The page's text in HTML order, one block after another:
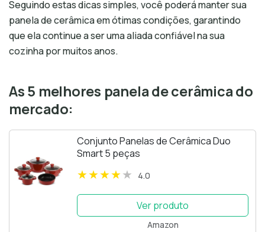
Seguindo estas dicas simples, você poderá manter sua
panela de cerâmica em ótimas condições, garantindo
que ela continue a ser uma aliada confiável na sua
cozinha por muitos anos.
As 5 melhores panela de cerâmica do
mercado:
Conjunto Panelas de Cerâmica Duo
Smart 5 peças
4.0
Ver produto
Amazon